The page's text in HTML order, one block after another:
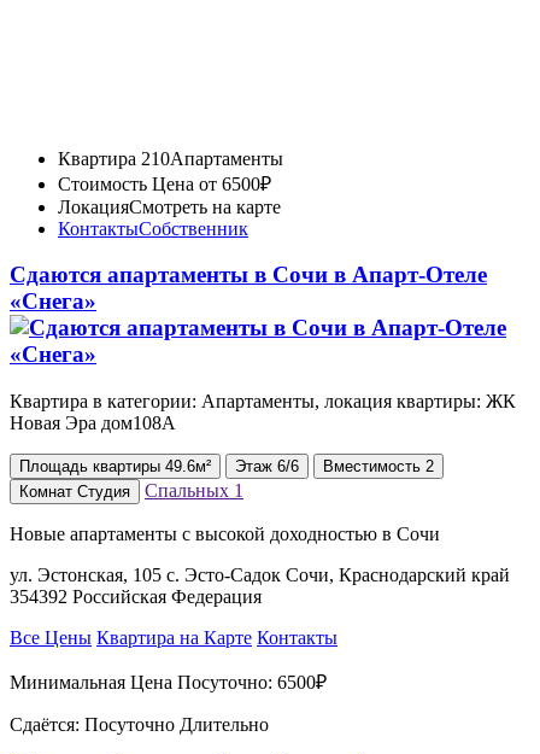
Квартира 210Апартаменты
Стоимость Цена от 6500₽
ЛокацияСмотреть на карте
КонтактыСобственник
Сдаются апартаменты в Сочи в Апарт-Отеле
«Снега»
Квартира в категории: Апартаменты, локация квартиры: ЖК
Новая Эра дом108А
Площадь квартиры 49.6м² Этаж 6/6 Вместимость 2
Комнат Студия Спальных 1
Новые апартаменты с высокой доходностью в Сочи
ул. Эстонская, 105 с. Эсто-Садок Сочи, Краснодарский край
354392 Российская Федерация
Все Цены Квартира на Карте Контакты
Минимальная Цена Посуточно: 6500₽
Сдаётся: Посуточно Длительно